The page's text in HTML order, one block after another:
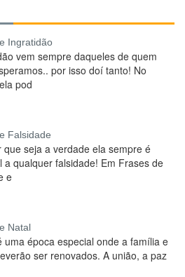
Ingratidão
vem sempre daqueles de quem
por isso doí tanto! No
pod
Falsidade
que seja a verdade ela sempre é
a qualquer falsidade! Em Frases de
e
Natal
uma época especial onde a família e
ser renovados. A união, a paz